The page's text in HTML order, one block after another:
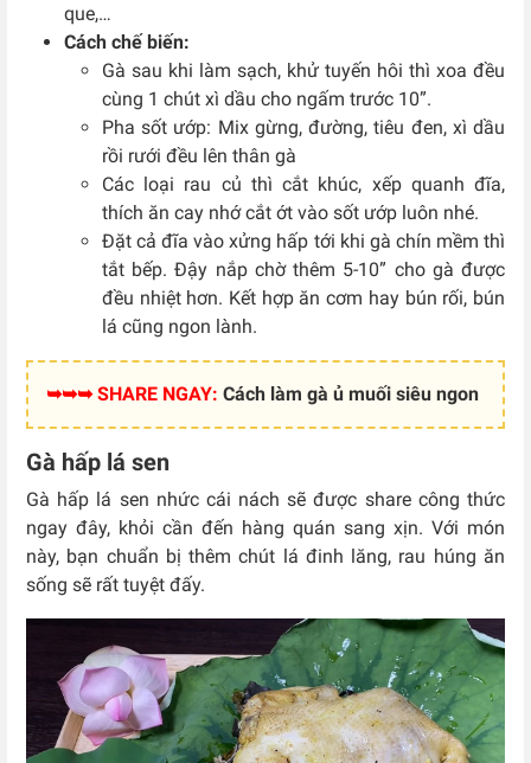
que,…
Cách chế biến:
Gà sau khi làm sạch, khử tuyến hôi thì xoa đều
cùng 1 chút xì dầu cho ngấm trước 10”.
Pha sốt ướp: Mix gừng, đường, tiêu đen, xì dầu
rồi rưới đều lên thân gà
Các loại rau củ thì cắt khúc, xếp quanh đĩa,
thích ăn cay nhớ cắt ớt vào sốt ướp luôn nhé.
Đặt cả đĩa vào xửng hấp tới khi gà chín mềm thì
tắt bếp. Đậy nắp chờ thêm 5-10” cho gà được
đều nhiệt hơn. Kết hợp ăn cơm hay bún rối, bún
lá cũng ngon lành.
➥➥➥ SHARE NGAY: Cách làm gà ủ muối siêu ngon
Gà hấp lá sen
Gà hấp lá sen nhức cái nách sẽ được share công thức
ngay đây, khỏi cần đến hàng quán sang xịn. Với món
này, bạn chuẩn bị thêm chút lá đinh lăng, rau húng ăn
sống sẽ rất tuyệt đấy.